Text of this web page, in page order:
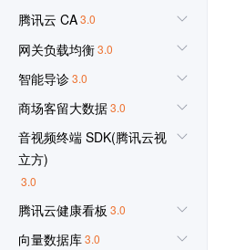
腾讯云 CA3.0
网关负载均衡3.0
智能导诊3.0
商场客留大数据3.0
音视频终端 SDK(腾讯云视
立方)
3.0
腾讯云健康看板 3.0
向量数据库3.0